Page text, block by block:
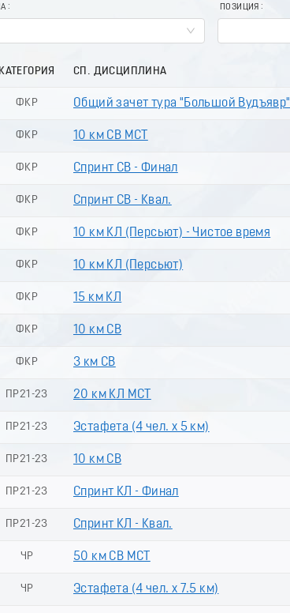
ПОЗИЦИЯ
КАТЕГОРИЯ СП. ДИСЦИПЛИНА
ФКР Общий зачет тура "Большой Вудъявр"
ФКР 10 км СВ МСТ
ФКР Спринт СВ - Финал
ФКР Спринт СВ - Квал.
ФКР 10 км КЛ (Пeрсьют) - Чистое время
ФКР 10 км КЛ (Пеpсьют)
ФКР 15 км КЛ
ФКР 10 км СВ
ФКР 3 км СВ
ПР21-23 20 км КЛ МСТ
ПР21-23 Эстафета (4 чел. х 5 км)
ПР21-23 10 км СВ
ПР21-23 Спринт КЛ - Финал
ПР21-23 Спринт КЛ - Квал.
ЧР 50 км СВ МСТ
ЧР Эстафета (4 чел. х 7.5 км)